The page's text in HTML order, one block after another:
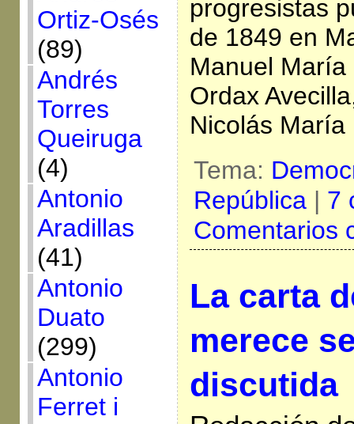
Ortiz-Osés
(89)
Andrés
Torres
Queiruga
(4)
Antonio
Aradillas
(41)
Antonio
Duato
(299)
Antonio
Ferret i
progresistas
de 1849 en
Manuel María
Ordax
Nicolás
Tema:
República| 7
Comentarios
La carta
merece
discutida